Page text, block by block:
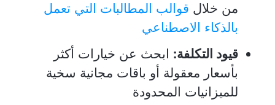
من خلال قوالب المطالبات التي تعمل
بالذكاء الاصطناعي
قيود التكلفة: ابحث عن خيارات أكثر
بأسعار معقولة أو باقات مجانية سخية
للميزانيات المحدودة